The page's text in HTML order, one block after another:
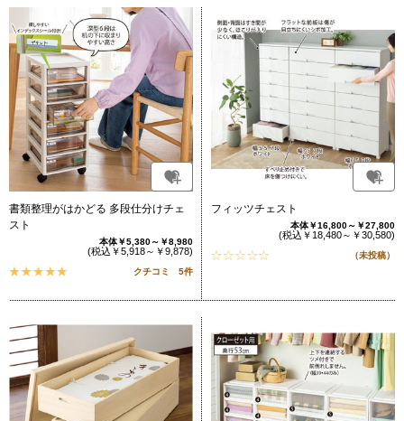
書類整理がはかどる 多段仕分けチェ
スト
本体￥5,380～￥8,980
(税込￥5,918～￥9,878)
クチコミ 5件
フィッツチェスト
本体￥16,800～￥27,800
(税込￥18,480～￥30,580)
（未投稿）